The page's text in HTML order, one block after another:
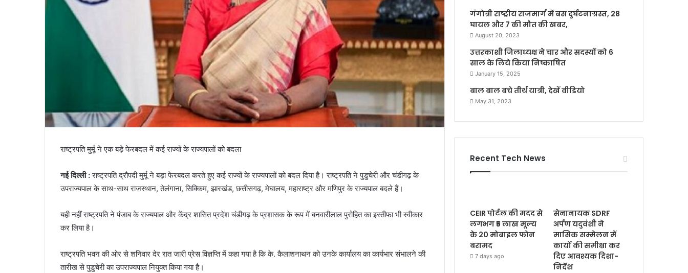
राष्ट्रपति मुर्मू ने एक बड़े फेरबदल में कई राज्यों के राज्यपालों को बदला
नई दिल्ली :राष्ट्रपति द्रौपदी मुर्मू ने बड़ा फेरबदल करते हुए कई राज्यों के राज्यपालों को बदल दिया है। राष्ट्रपति ने पुडुचेरी और चंडीगढ़ के
उपराज्यपाल के साथ-साथ राजस्थान, तेलंगाना, सिक्किम, झारखंड, छत्तीसगढ़, मेघालय, महाराष्ट्र और मणिपुर के राज्यपाल बदले हैं।
यही नहीं राष्ट्रपति ने पंजाब के राज्यपाल और केंद्र शासित प्रदेश चंडीगढ़ के प्रशासक के रूप में बनवारीलाल पुरोहित का इस्तीफा भी स्वीकार
कर लिया है।
राष्ट्रपति भवन की ओर से शनिवार देर रात जारी प्रेस विज्ञप्ति में कहा गया है कि के. कैलाशनाथन को उनके कार्यालय का कार्यभार संभालने की
तारीख से पुडुचेरी का उपराज्यपाल नियुक्त किया गया है।
गंगोत्री राष्ट्रीय राजमार्ग में बस दुर्घटनाग्रस्त, 28
घायल और 7 की मौत की खबर,
August 20, 2023
उत्तरकाशी जिलाध्यक्ष ने चार और सदस्यों को 6
साल के लिये किया निष्काषित
January 15, 2025
बाल बाल बचे तीर्थ यात्री, देखें वीडियो
May 31, 2023
Recent Tech News
CEIR पोर्टल की मदद से
लगभग ₹5 लाख मूल्य
के 20 मोबाइल फोन
बरामद
7 days ago
सेनानायक SDRF
अर्पण यदुवंशी ने
मासिक सम्मेलन में
कार्यों की समीक्षा कर
दिए आवश्यक दिशा-
निर्देश